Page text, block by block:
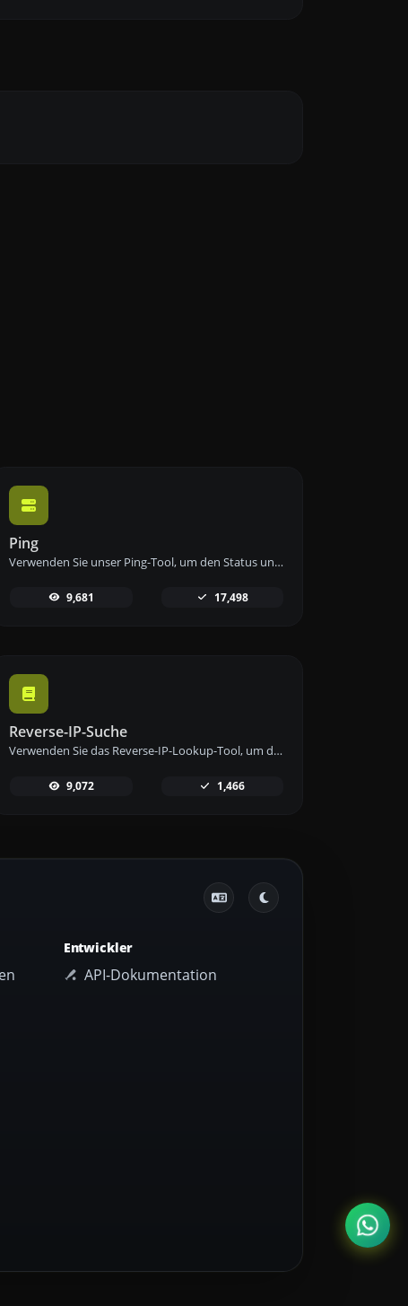
Ping
Verwenden Sie unser Ping-Tool, um den Status und die Antwortzeit einer beliebigen Website, eines Servers oder Ports schnell und effizient zu überprüfen.
9,681 17,498
Reverse-IP-Suche
Verwenden Sie das Reverse-IP-Lookup-Tool, um die Domain oder den Host zu finden, der mit einer IP-Adresse verknüpft ist, schnell und einfach.
9,072 1,466
Entwickler
API-Dokumentation